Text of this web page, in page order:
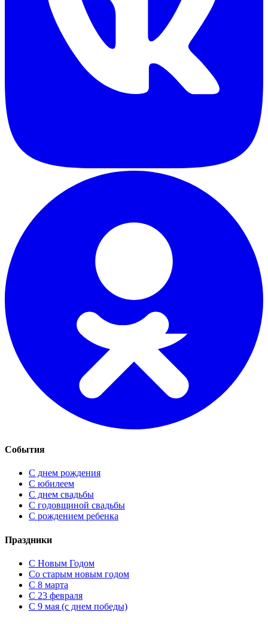
События
С днем рождения
С юбилеем
С днем свадьбы
С годовщиной свадьбы
С рождением ребенка
Праздники
C Новым Годом
Cо старым новым годом
С 8 марта
С 23 февраля
С 9 мая (с днем победы)